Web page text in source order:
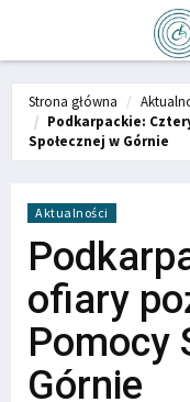
Strona główna
Podkarpackie:
Społecznej w Górnie
Aktualności
ofiary
Pomocy
Górnie